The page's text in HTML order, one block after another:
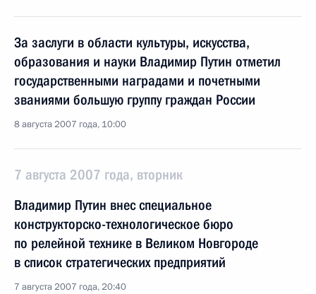
За заслуги в области культуры, искусства,
образования и науки Владимир Путин отметил
государственными наградами и почетными
званиями большую группу граждан России
8 августа 2007 года, 10:00
7 августа 2007 года, вторник
Владимир Путин внес специальное
конструкторско-технологическое бюро
по релейной технике в Великом Новгороде
в список стратегических предприятий
7 августа 2007 года, 20:40